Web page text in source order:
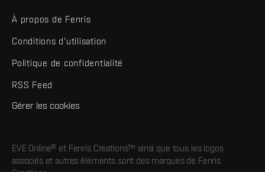
À propos de Fenris
Conditions d'utilisation
Politique de confidentialité
RSS Feed
Gérer les cookies
EVE Online® et Fenris Creations™ ainsi que tous les logos
associés et autres éléments sont des marques de Fenris